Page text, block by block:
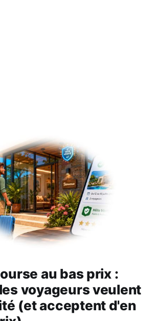
au bas prix :
voyageurs veulent
(et acceptent d'en